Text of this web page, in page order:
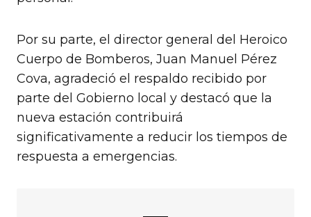
Por su parte, el director general del Heroico
Cuerpo de Bomberos, Juan Manuel Pérez
Cova, agradeció el respaldo recibido por
parte del Gobierno local y destacó que la
nueva estación contribuirá
significativamente a reducir los tiempos de
respuesta a emergencias.